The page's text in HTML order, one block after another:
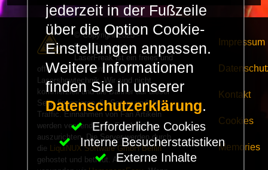
© Copyright 2025 -
LaserFreak.net
LaserFreak ist ein freies und
offenes Forum zum Thema
Lasershowtechnik. Wir sind nicht
kommerziell und die Banner auf dieser
Seite finanzieren die Server und den
Traffic. Einnahmen von Fan Artikeln
werden verwendet um Freaktreffen
auszurichten. Die Server werden durch
die
LiquiNUX Software GmbH Berlin
gehostet und betreut. Als CMS
Impressum
Kontakt
Cookies
Memories
jederzeit in der Fußzeile
über die Option Cookie-
Einstellungen anpassen.
Weitere Informationen
finden Sie in unserer
Datenschutzerklärung.
Erforderliche Cookies
Interne Besucherstatistiken
Externe Inhalte